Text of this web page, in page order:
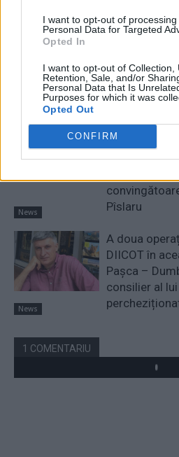
I want to opt-out of processing
Personal Data for Targeted
Opted In
I want to opt-out of Collection,
Retention, Sale, and/or
Personal Data that Is
Purposes for which it was
Opted Out
CONFIRM
Comisia
cu atenție
Există riscul
financiare”
News
Sabotaj grav
tabăra anti-
pierdem 5
Pîslaru
News
A doua
DIICOT în
Pașca –
consilier al
percheziționat
1 COMENTARIU